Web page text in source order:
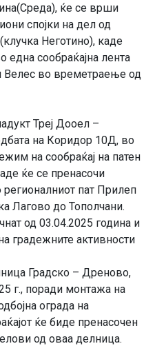
ќе се врши
спојки на дел од
Неготино), каде
една сообраќајна лента
Велес во времетраење од
Треј Дооел –
на Коридор 10Д, во
на сообраќај на патен
ќе се пренасочи
пат Прилеп
Лагово до Тополчани.
од 03.04.2025 година и
градежните активности
Градско – Дреново,
г., поради монтажа на
ограда на
ќе биде пренасочен
од оваа делница.